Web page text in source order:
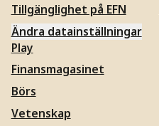
Tillgänglighet på EFN
Ändra datainställningar
Play
Finansmagasinet
Börs
Vetenskap